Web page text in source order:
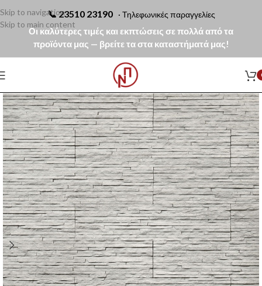
📞23510 23190 · Τηλεφωνικές παραγγελίες
Οι καλύτερες τιμές και εκπτώσεις σε πολλά από τα
προϊόντα μας — βρείτε τα στα καταστήματά μας!
Skip to navigation
Skip to main content